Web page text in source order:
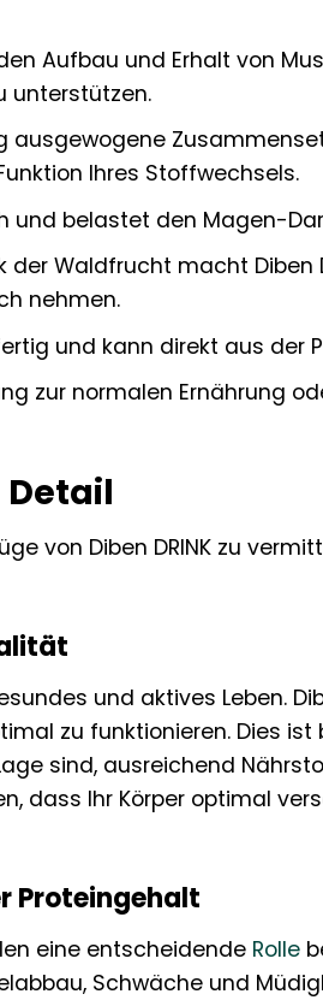
Aufbau und Erhalt von
unterstützen.
ausgewogene
Ihres Stoffwechsels.
und belastet den Magen-
Waldfrucht macht Diben
nehmen.
und kann direkt aus der
zur normalen Ernährung
Detail
von Diben DRINK zu
und aktives Leben.
zu funktionieren. Dies
sind, ausreichend
dass Ihr Körper optimal
Proteingehalt
eine entscheidende Rolle
Schwäche und